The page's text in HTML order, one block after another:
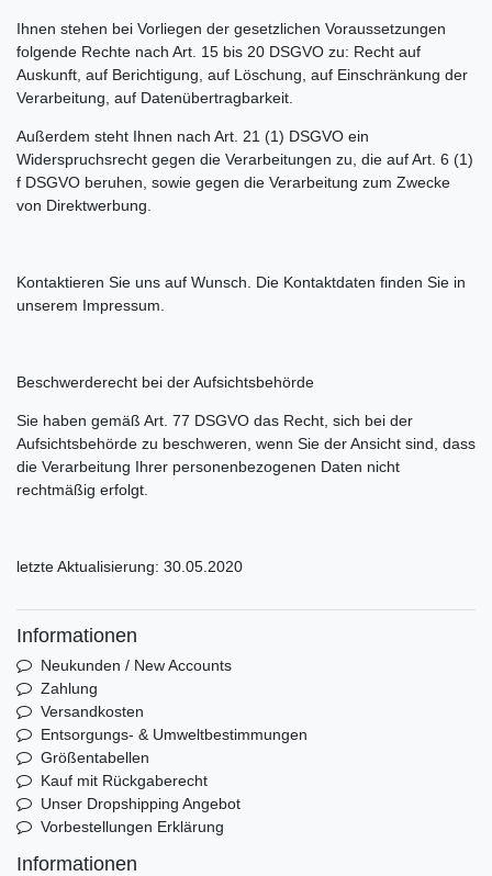
Ihnen stehen bei Vorliegen der gesetzlichen Voraussetzungen
folgende Rechte nach Art. 15 bis 20 DSGVO zu: Recht auf
Auskunft, auf Berichtigung, auf Löschung, auf Einschränkung der
Verarbeitung, auf Datenübertragbarkeit.
Außerdem steht Ihnen nach Art. 21 (1) DSGVO ein
Widerspruchsrecht gegen die Verarbeitungen zu, die auf Art. 6 (1)
f DSGVO beruhen, sowie gegen die Verarbeitung zum Zwecke
von Direktwerbung.
Kontaktieren Sie uns auf Wunsch. Die Kontaktdaten finden Sie in
unserem Impressum.
Beschwerderecht bei der Aufsichtsbehörde
Sie haben gemäß Art. 77 DSGVO das Recht, sich bei der
Aufsichtsbehörde zu beschweren, wenn Sie der Ansicht sind, dass
die Verarbeitung Ihrer personenbezogenen Daten nicht
rechtmäßig erfolgt.
letzte Aktualisierung: 30.05.2020
Informationen
Neukunden / New Accounts
Zahlung
Versandkosten
Entsorgungs- & Umweltbestimmungen
Größentabellen
Kauf mit Rückgaberecht
Unser Dropshipping Angebot
Vorbestellungen Erklärung
Informationen